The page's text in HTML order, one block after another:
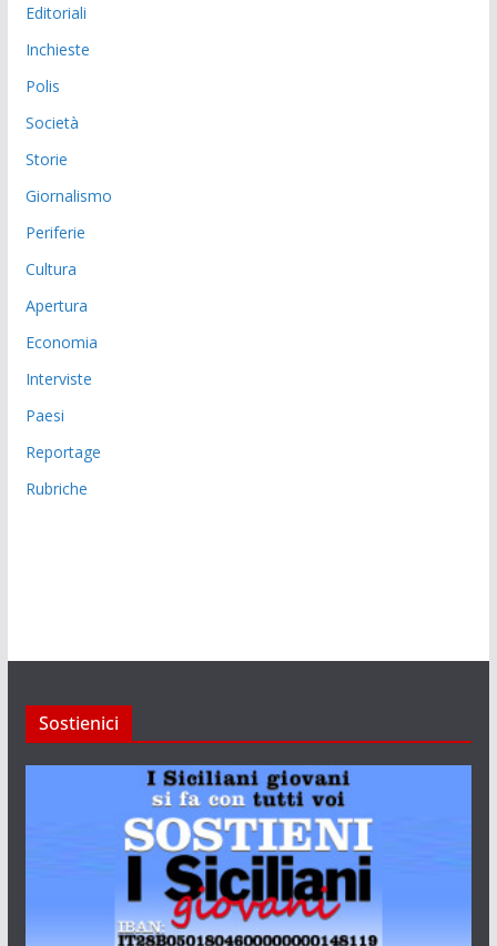
Editoriali
Inchieste
Polis
Società
Storie
Giornalismo
Periferie
Cultura
Apertura
Economia
Interviste
Paesi
Reportage
Rubriche
Sostienici